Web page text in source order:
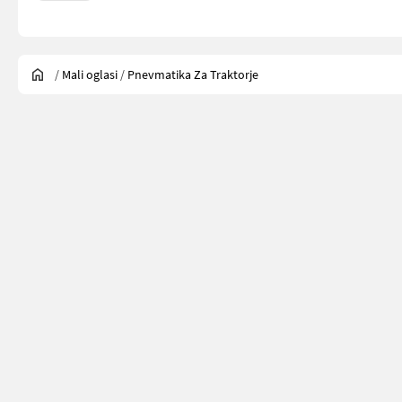
/ Mali oglasi / Pnevmatika Za Traktorje